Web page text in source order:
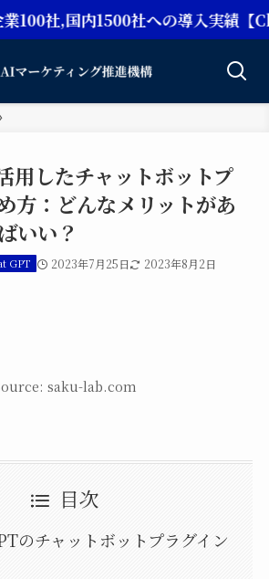
社への導入実績【Chat GPT
用したチャットボットプ
方：どんなメリットがあ
いい？
GPT 2023年7月25日 2023年8月2日
saku-lab.com
目次
のチャットボットプラグイン